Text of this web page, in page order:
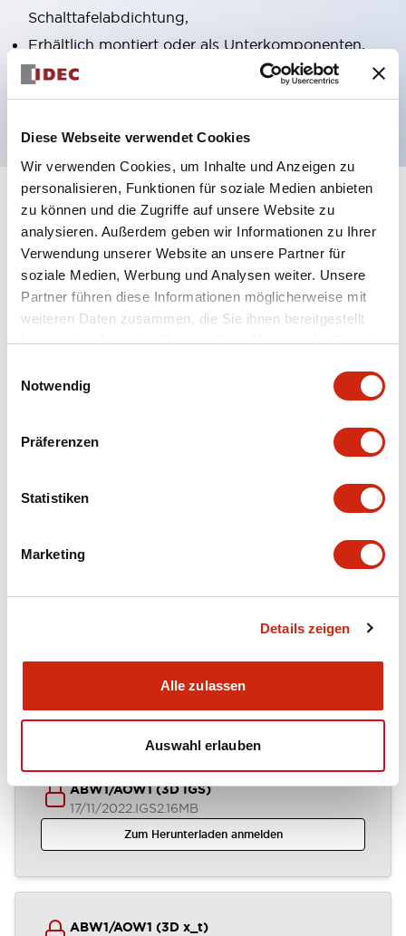
Diese Webseite verwendet Cookies
Wir verwenden Cookies, um Inhalte und Anzeigen zu
personalisieren, Funktionen für soziale Medien anbieten
zu können und die Zugriffe auf unsere Website zu
analysieren. Außerdem geben wir Informationen zu Ihrer
Verwendung unserer Website an unsere Partner für
soziale Medien, Werbung und Analysen weiter. Unsere
Partner führen diese Informationen möglicherweise mit
weiteren Daten zusammen, die Sie ihnen bereitgestellt
haben oder die sie im Rahmen Ihrer Nutzung der Dienste
Notwendig
Präferenzen
Statistiken
Marketing
Details zeigen
Alle zulassen
Auswahl erlauben
Schalttafelabdichtung,
Erhältlich montiert oder als Unterkomponenten,
UL gelistet, CSA zertifiziert, TUV zugelassen und
CE gekennzeichnet
Spezifikationen Alle erweitern
Aesthetic Specifications
Environmental Specifications
Mechanical Specifications
Mounting and Installation Specifications
Dokumente und Dateien
CAD-Dateien
ABW1/AOW1 (3D IGS)
17/11/2022.IGS2.16MB
Zum Herunterladen anmelden
ABW1/AOW1 (3D x_t)